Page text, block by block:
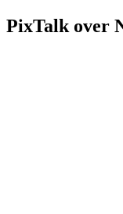
PixTalk over